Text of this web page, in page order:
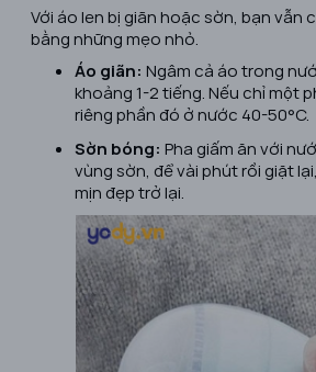
Với áo len bị giãn hoặc sờn, bạn vẫn
bằng những mẹo nhỏ.
Áo giãn: Ngâm cả áo trong
khoảng 1-2 tiếng. Nếu chỉ một
riêng phần đó ở nước 40-50°C.
Sờn bóng: Pha giấm ăn với
vùng sờn, để vài phút rồi giặt
mịn đẹp trở lại.